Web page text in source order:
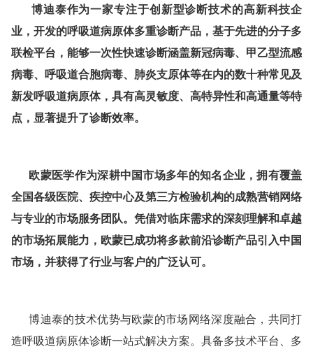
博迪泰作为一家专注于创新型诊断技术的高新科技企
业，开发的呼吸道病原体多重诊断产品，基于先进的分子多
联检平台，能够一次性快速诊断涵盖新冠病毒、甲乙型流感
病毒、呼吸道合胞病毒、肺炎支原体等在内的数十种常见及
新发呼吸道病原体，具有高灵敏度、高特异性和高通量等特
点，显著提升了诊断效率。
欧蒙医学作为深耕中国市场多年的知名企业，拥有覆盖
全国各级医院、疾控中心及第三方检验机构的成熟营销网络
与专业的市场服务团队。凭借对临床需求的深刻理解和卓越
的市场拓展能力，欧蒙已成功将多款前沿诊断产品引入中国
市场，并获得了行业与客户的广泛认可。
博迪泰的技术优势与欧蒙的市场网络深度融合，共同打
造呼吸道病原体诊断一站式解决方案。具备多技术平台、多